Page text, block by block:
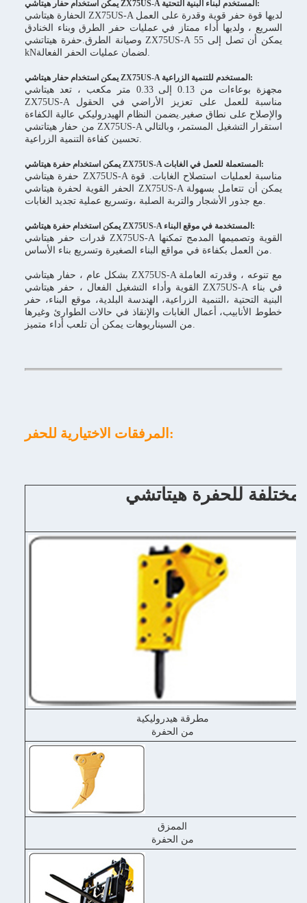
يمكن استخدام حفار هيتاشي ZX75US-A المستخدم لبناء البنية التحتية:
الحفارة هيتاشي ZX75US-A لديها قوة حفر قوية وقدرة على العمل
السريع ، ولديها أداء ممتاز في عمليات حفر الطرق وبناء الخنادق
وصيانة الطرق.حفرة هيتاتشي ZX75US-A يمكن أن تصل إلى 55
kNلضمان عمليات الحفر الفعالة.
يمكن استخدام حفار هيتاشي ZX75US-A المستخدم للتنمية الزراعية:
مجهزة بوعاءات من 0.13 إلى 0.33 متر مكعب ، تعد هيتاشي
ZX75US-A مناسبة للعمل على تعزيز الأراضي في الحقول
والإصلاح على نطاق صغير.يضمن النظام الهيدروليكي عالية الكفاءة
من حفار هيتاتشي ZX75US-A استقرار التشغيل المستمر، وبالتالي
تحسين كفاءة التنمية الزراعية.
يمكن استخدام حفرة هيتاشي ZX75US-A المستعملة للعمل في الغابات:
حفرة هيتاشي ZX75US-A مناسبة لعمليات استصلاح الغابات. قوة
الحفر القوية لحفرة هيتاشي ZX75US-A يمكن أن تتعامل بسهولة
مع جذور الأشجار والتربة الصلبة ،وتسريع عملية تجديد الغابات.
يمكن استخدام حفرة هيتاشي ZX75US-A المستخدمة في موقع البناء:
قدرات حفر هيتاشي ZX75US-A القوية وتصميمها المدمج تمكنها
من العمل بكفاءة في مواقع البناء الصغيرة وتسريع بناء الأساس.
بشكل عام ، حفار هيتاشي ZX75US-A مع تنوعه ، وقدرته العاملة
القوية وأداء التشغيل الفعال ، حفر هيتاشي ZX75US-A في بناء
البنية التحتية ،التنمية الزراعية، الهندسة البلدية، موقع البناء، حفر
خطوط الأنابيب، أعمال الغابات والإنقاذ في حالات الطوارئ وغيرها
من السيناريوهات يمكن أن تلعب أداء متميز.
المرفقات الاختيارية للحفر:
مطرقة هيدروليكية
من الحفرة
الممزق
من الحفرة